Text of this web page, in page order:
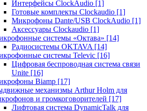
Интерфейсы ClockAudio [1]
Готовые комплекты Clockaudio [1]
Микрофоны Dante/USB ClockAudio [1]
Аксессуары Clockaudio [1]
системы «Октава» [14]
Радиосистемы OKTAVA [14]
системы Televic [16]
Цифровая беспроводная система связи
Unite [16]
Biamp [17]
механизмы Arthur Holm для
и громкоговорителей [17]
Лифтовая система DynamicTalk для